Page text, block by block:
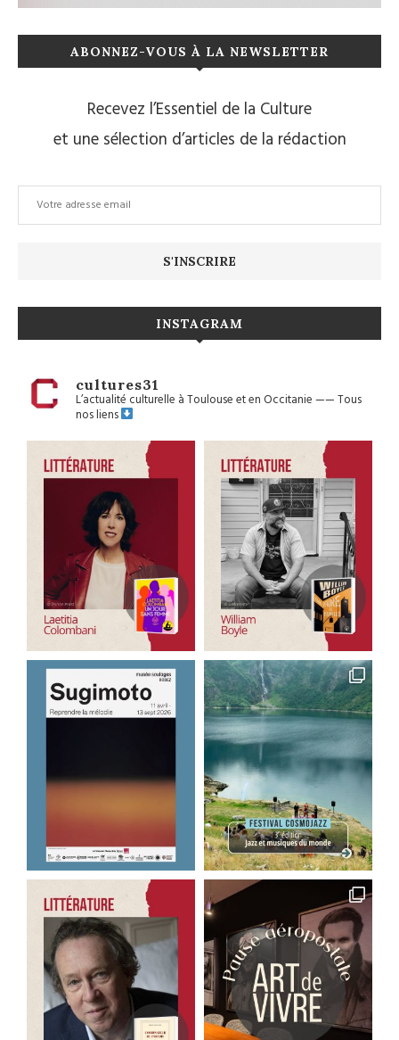
ABONNEZ-VOUS À LA NEWSLETTER
Recevez l’Essentiel de la Culture
et une sélection d’articles de la rédaction
INSTAGRAM
cultures31
L’actualité culturelle à Toulouse et en Occitanie——Tous
nos liens